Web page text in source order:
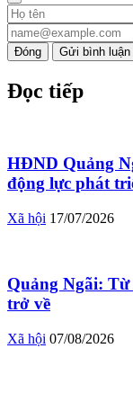
Đóng Gửi bình luận
Đọc tiếp
HĐND Quảng
động lực phát
Xã hội 17/07/2026
Quảng Ngãi:
trở về
Xã hội 07/08/2026